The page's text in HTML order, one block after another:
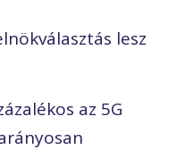
lesz
az 5G